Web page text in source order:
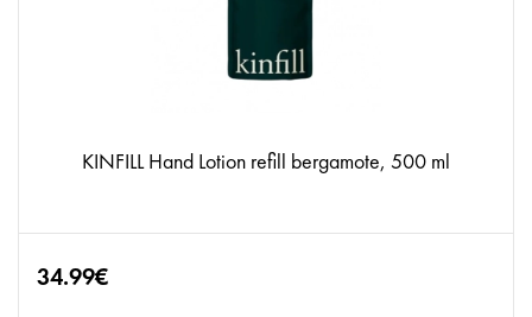
KINFILL Hand Lotion refill bergamote, 500 ml
34.99€